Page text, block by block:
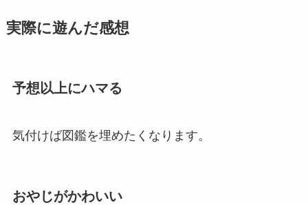
実際に遊んだ感想
予想以上にハマる
気付けば図鑑を埋めたくなります。
おやじがかわいい